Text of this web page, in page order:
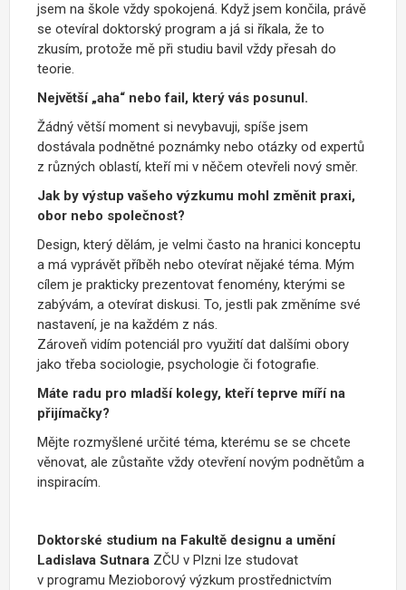
jsem na škole vždy spokojená. Když jsem končila, právě
se otevíral doktorský program a já si říkala, že to
zkusím, protože mě při studiu bavil vždy přesah do
teorie.
Největší „aha“ nebo fail, který vás posunul.
Žádný větší moment si nevybavuji, spíše jsem
dostávala podnětné poznámky nebo otázky od expertů
z různých oblastí, kteří mi v něčem otevřeli nový směr.
Jak by výstup vašeho výzkumu mohl změnit praxi,
obor nebo společnost?
Design, který dělám, je velmi často na hranici konceptu
a má vyprávět příběh nebo otevírat nějaké téma. Mým
cílem je prakticky prezentovat fenomény, kterými se
zabývám, a otevírat diskusi. To, jestli pak změníme své
nastavení, je na každém z nás.
Zároveň vidím potenciál pro využití dat dalšími obory
jako třeba sociologie, psychologie či fotografie.
Máte radu pro mladší kolegy, kteří teprve míří na
přijímačky?
Mějte rozmyšlené určité téma, kterému se se chcete
věnovat, ale zůstaňte vždy otevření novým podnětům a
inspiracím.
Doktorské studium na Fakultě designu a umění
Ladislava Sutnara ZČU v Plzni lze studovat
v programu Mezioborový výzkum prostřednictvím